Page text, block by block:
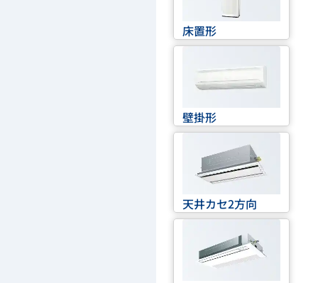
床置形
壁掛形
天井カセ2方向